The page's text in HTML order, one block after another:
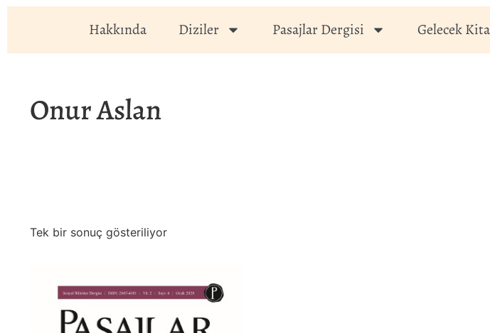
Hakkında Diziler Pasajlar Dergisi Gelecek
Onur Aslan
Tek bir sonuç gösteriliyor